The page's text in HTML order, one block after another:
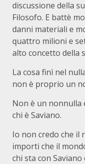
discussione della
Filosofo. E battè
danni materiali e
quattro milioni e
alto concetto della
La cosa finì nel
non è proprio un
Non è un nonnulla
chi è Saviano.
Io non credo che il
importi che il
chi sta con Saviano